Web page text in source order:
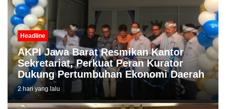
Headline
AKPI Jawa Barat Resmikan Kantor
Sekretariat, Perkuat Peran Kurator
Dukung Pertumbuhan Ekonomi Daerah
2 hari yang lalu